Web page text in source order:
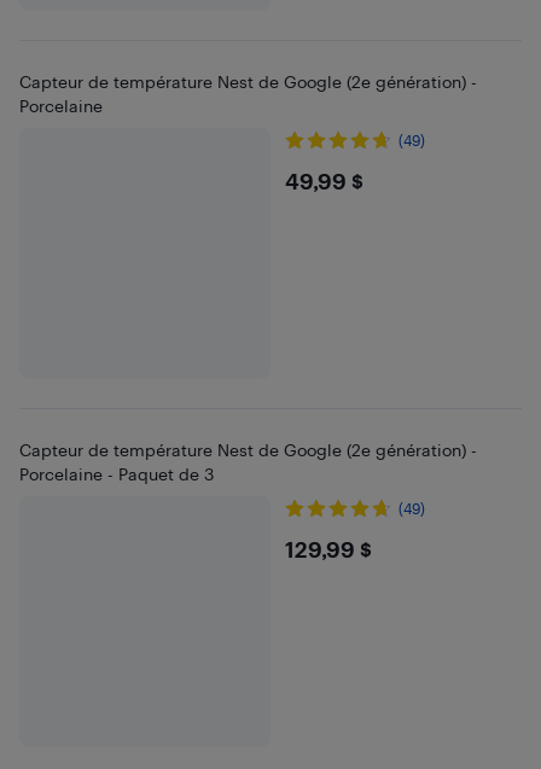
Capteur de température Nest de Google (2e génération) -
Porcelaine
(49)
$49.99
49,99 $
Capteur de température Nest de Google (2e génération) -
Porcelaine - Paquet de 3
(49)
$129.99
129,99 $